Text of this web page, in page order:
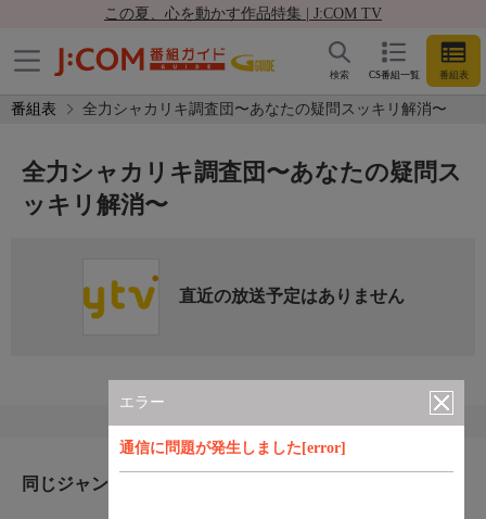
この夏、心を動かす作品特集 | J:COM TV
CS番組一覧 番組表
検索
番組表 全力シャカリキ調査団〜あなたの疑問スッキリ解消〜
エラー
通信に問題が発生しました[error]
全力シャカリキ調査団〜あなたの疑問ス
ッキリ解消〜
直近の放送予定はありません
同じジャンルのおすすめ番組